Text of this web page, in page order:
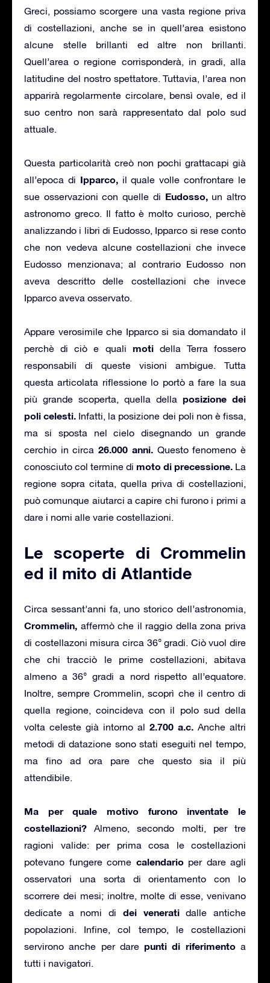
Greci, possiamo scorgere una vasta regione priva
di costellazioni, anche se in quell’area esistono
alcune stelle brillanti ed altre non brillanti.
Quell’area o regione corrisponderà, in gradi, alla
latitudine del nostro spettatore. Tuttavia, l’area non
apparirà regolarmente circolare, bensì ovale, ed il
suo centro non sarà rappresentato dal polo sud
attuale.
Questa particolarità creò non pochi grattacapi già
all’epoca di Ipparco, il quale volle confrontare le
sue osservazioni con quelle di Eudosso,un altro
astronomo greco. Il fatto è molto curioso, perchè
analizzando i libri di Eudosso, Ipparco si rese conto
che non vedeva alcune costellazioni che invece
Eudosso menzionava; al contrario Eudosso non
aveva descritto delle costellazioni che invece
Ipparco aveva osservato.
Appare verosimile che Ipparco si sia domandato il
perchè di ciò e quali motidella Terra fossero
responsabili di queste visioni ambigue. Tutta
questa articolata riflessione lo portò a fare la sua
più grande scoperta, quella della posizione dei
poli celesti. Infatti, la posizione dei poli non è fissa,
ma si sposta nel cielo disegnando un grande
cerchio in circa26.000 anni.Questo fenomeno è
conosciuto col termine di moto di precessione. La
regione sopra citata, quella priva di costellazioni,
può comunque aiutarci a capire chi furono i primi a
dare i nomi alle varie costellazioni.
Le scoperte di Crommelin
ed il mito di Atlantide
Circa sessant’anni fa, uno storico dell’astronomia,
Crommelin, affermò che il raggio della zona priva
di costellazoni misura circa 36° gradi. Ciò vuol dire
che chi tracciò le prime costellazioni, abitava
almeno a 36° gradi a nord rispetto all’equatore.
Inoltre, sempre Crommelin, scoprì che il centro di
quella regione, coincideva con il polo sud della
volta celeste già intorno al 2.700 a.c. Anche altri
metodi di datazione sono stati eseguiti nel tempo,
ma fino ad ora pare che questo sia il più
attendibile.
Ma per quale motivo furono inventate le
costellazioni? Almeno, secondo molti, per tre
ragioni valide: per prima cosa le costellazioni
potevano fungere come calendarioper dare agli
osservatori una sorta di orientamento con lo
scorrere dei mesi; inoltre, molte di esse, venivano
dedicate a nomi di dei veneratidalle antiche
popolazioni. Infine, col tempo, le costellazioni
servirono anche per darepunti di riferimentoa
tutti i navigatori.